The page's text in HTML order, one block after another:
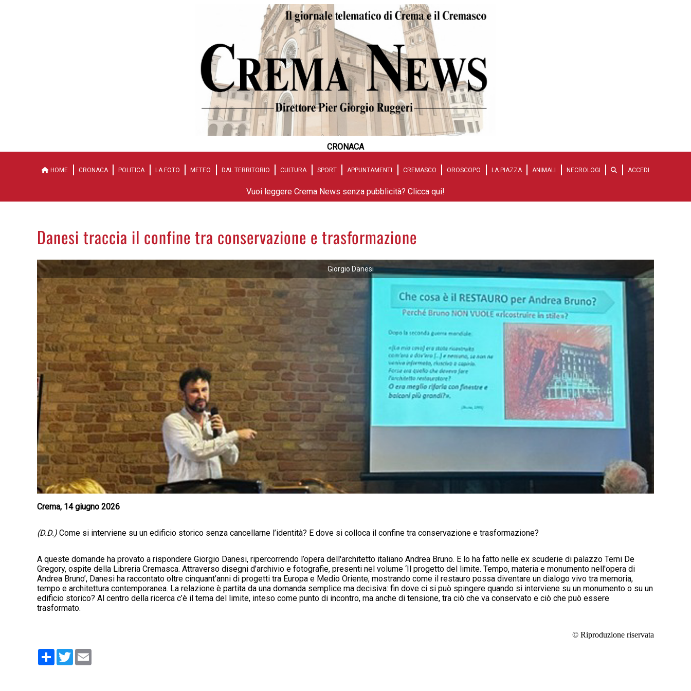
CRONACA
HOME CRONACA POLITICA LA FOTO METEO DAL TERRITORIO CULTURA SPORT APPUNTAMENTI CREMASCO OROSCOPO LA PIAZZA ANIMALI NECROLOGI ACCEDI
Vuoi leggere Crema News senza pubblicità? Clicca qui!
Danesi traccia il confine tra conservazione e trasformazione
Giorgio Danesi
Crema, 14 giugno 2026
(D.D.) Come si interviene su un edificio storico senza cancellarne l’identità? E dove si colloca il confine tra conservazione e trasformazione?
A queste domande ha provato a rispondere Giorgio Danesi, ripercorrendo l’opera dell'architetto italiano Andrea Bruno. E lo ha fatto nelle ex scuderie di palazzo Terni De
Gregory, ospite della Libreria Cremasca. Attraverso disegni d’archivio e fotografie, presenti nel volume ‘Il progetto del limite. Tempo, materia e monumento nell'opera di
Andrea Bruno’, Danesi ha raccontato oltre cinquant’anni di progetti tra Europa e Medio Oriente, mostrando come il restauro possa diventare un dialogo vivo tra memoria,
tempo e architettura contemporanea. La relazione è partita da una domanda semplice ma decisiva: fin dove ci si può spingere quando si interviene su un monumento o su un
edificio storico? Al centro della ricerca c’è il tema del limite, inteso come punto di incontro, ma anche di tensione, tra ciò che va conservato e ciò che può essere
trasformato.
© Riproduzione riservata
Condividi
Twitter